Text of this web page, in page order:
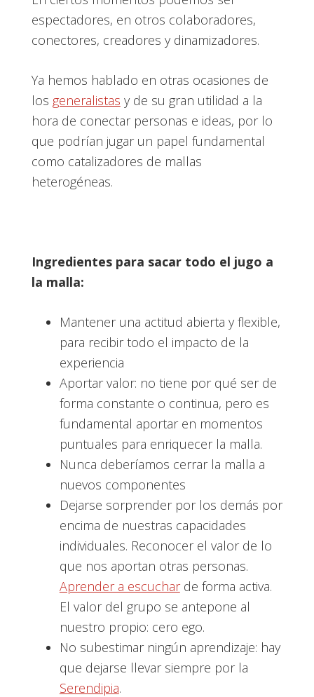
espectadores, en otros colaboradores,
conectores, creadores y dinamizadores.
Ya hemos hablado en otras ocasiones de
los generalistas y de su gran utilidad a la
hora de conectar personas e ideas, por lo
que podrían jugar un papel fundamental
como catalizadores de mallas
heterogéneas.
Ingredientes para sacar todo el jugo a
la malla:
Mantener una actitud abierta y flexible,
para recibir todo el impacto de la
experiencia
Aportar valor: no tiene por qué ser de
forma constante o continua, pero es
fundamental aportar en momentos
puntuales para enriquecer la malla.
Nunca deberíamos cerrar la malla a
nuevos componentes
Dejarse sorprender por los demás por
encima de nuestras capacidades
individuales. Reconocer el valor de lo
que nos aportan otras personas.
Aprender a escucharde forma activa.
El valor del grupo se antepone al
nuestro propio: cero ego.
No subestimar ningún aprendizaje: hay
que dejarse llevar siempre por la
Serendipia.